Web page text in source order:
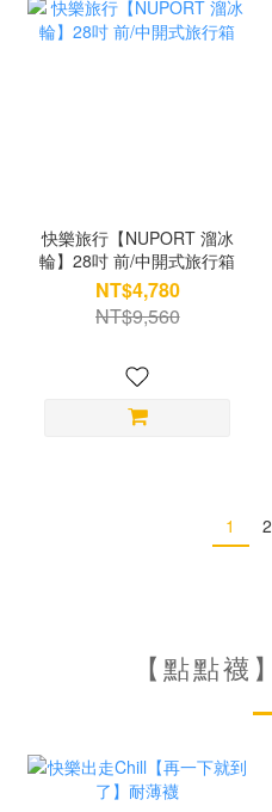
快樂旅行【NUPORT 溜冰
輪】28吋 前/中開式旅行箱
NT$4,780
NT$9,560
1 2
【點點襪